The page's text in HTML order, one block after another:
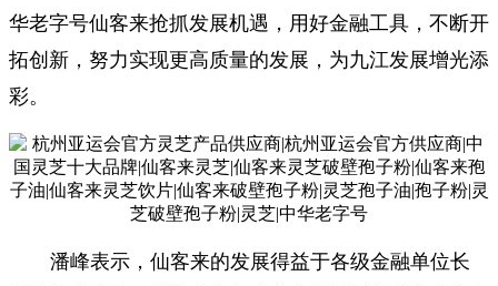
华老字号仙客来抢抓发展机遇，用好金融工具，不断开
拓创新，努力实现更高质量的发展，为九江发展增光添
彩。
潘峰表示，仙客来的发展得益于各级金融单位长